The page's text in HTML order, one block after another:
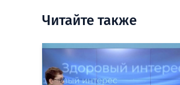
Читайте также